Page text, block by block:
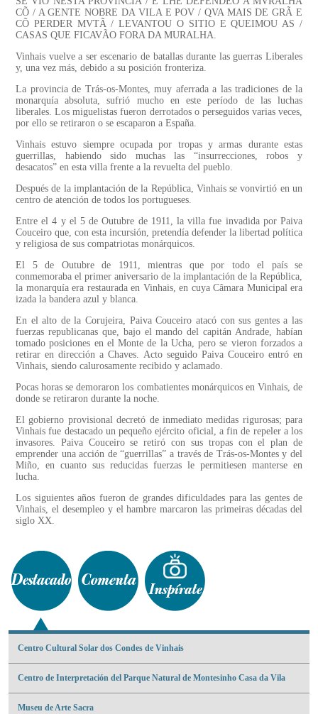
CÕ / A GENTE NOBRE DA VILA E POV / QVA MAIS DE GRÃ E
CÕ PERDER MVTÃ / LEVANTOU O SITIO E QUEIMOU AS /
CASAS QUE FICAVÃO FORA DA MURALHA.
Vinhais vuelve a ser escenario de batallas durante las guerras Liberales
y, una vez más, debido a su posición fronteriza.
La provincia de Trás-os-Montes, muy aferrada a las tradiciones de la
monarquía absoluta, sufrió mucho en este período de las luchas
liberales. Los miguelistas fueron derrotados o perseguidos varias veces,
por ello se retiraron o se escaparon a España.
Vinhais estuvo siempre ocupada por tropas y armas durante estas
guerrillas, habiendo sido muchas las “insurrecciones, robos y
desacatos” en esta villa frente a la revuelta del pueblo.
Después de la implantación de la República, Vinhais se vonvirtió en un
centro de atención de todos los portugueses.
Entre el 4 y el 5 de Outubre de 1911, la villa fue invadida por Paiva
Couceiro que, con esta incursión, pretendía defender la libertad política
y religiosa de sus compatriotas monárquicos.
El 5 de Outubre de 1911, mientras que por todo el país se
conmemoraba el primer aniversario de la implantación de la República,
la monarquía era restaurada en Vinhais, en cuya Câmara Municipal era
izada la bandera azul y blanca.
En el alto de la Corujeira, Paiva Couceiro atacó con sus gentes a las
fuerzas republicanas que, bajo el mando del capitán Andrade, habían
tomado posiciones en el Monte de la Ucha, pero se vieron forzados a
retirar en dirección a Chaves. Acto seguido Paiva Couceiro entró en
Vinhais, siendo calurosamente recibido y aclamado.
Pocas horas se demoraron los combatientes monárquicos en Vinhais, de
donde se retiraron durante la noche.
El gobierno provisional decretó de inmediato medidas rigurosas; para
Vinhais fue destacado un pequeño ejército oficial, a fin de repeler a los
invasores. Paiva Couceiro se retiró con sus tropas con el plan de
emprender una acción de “guerrillas” a través de Trás-os-Montes y del
Miño, en cuanto sus reducidas fuerzas le permitiesen manterse en
lucha.
Los siguientes años fueron de grandes dificuldades para las gentes de
Vinhais, el desempleo y el hambre marcaron las primeiras décadas del
siglo XX.
Centro Cultural Solar dos Condes de Vinhais
Centro de Interpretación del Parque Natural de Montesinho Casa da Vila
Museu de Arte Sacra